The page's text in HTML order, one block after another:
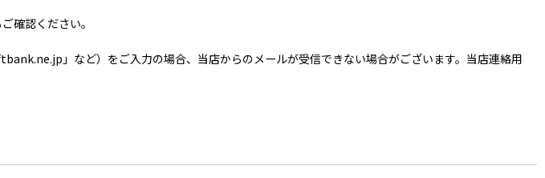
確認ください。
」など）をご入力の場合、当店からのメールが受信できない場合がございます。当店連絡用